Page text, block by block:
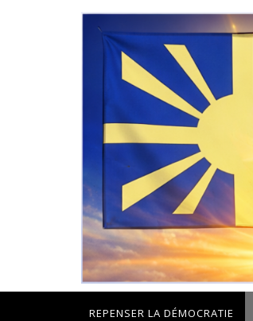
REPENSER LA DÉMOCRATIE